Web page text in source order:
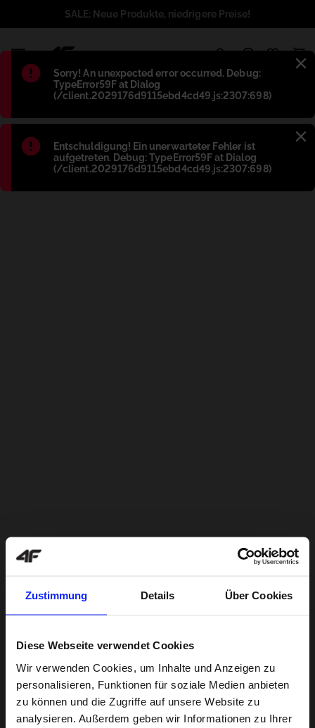
Zustimmung Details Über Cookies
Diese Webseite verwendet Cookies
Wir verwenden Cookies, um Inhalte und Anzeigen zu
personalisieren, Funktionen für soziale Medien anbieten
zu können und die Zugriffe auf unsere Website zu
analysieren. Außerdem geben wir Informationen zu Ihrer
Błąd:
Sorry! An unexpected error occurred. Debug:
TypeError59F at Dialog
(/client.2029176d9115ebd4cd49.js:2307:698)
Błąd:
Entschuldigung! Ein unerwarteter Fehler ist
aufgetreten. Debug: TypeError59F at Dialog
(/client.2029176d9115ebd4cd49.js:2307:698)
SALE: Neue Produkte, niedrigere Preise!